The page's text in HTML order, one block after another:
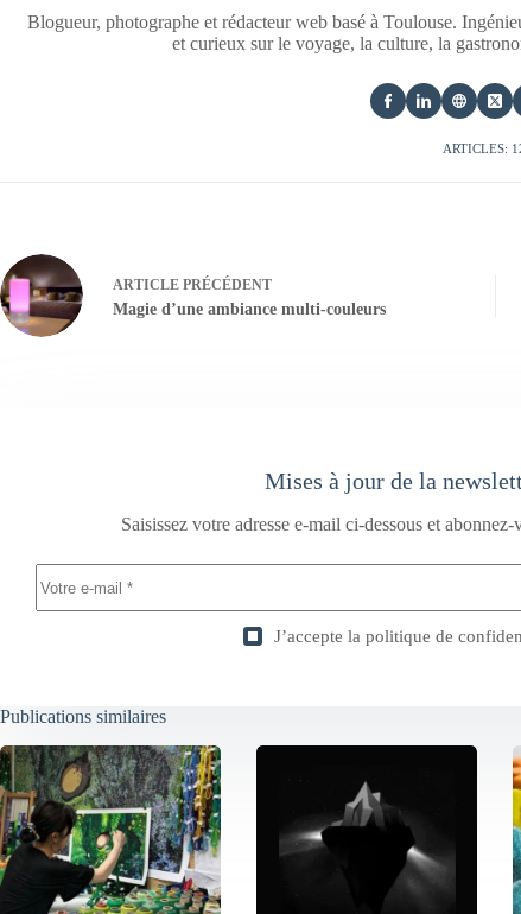
Blogueur, photographe et rédacteur web basé à Toulouse.
et curieux sur le voyage, la culture, la
ARTICLES:
ARTICLE PRÉCÉDENT
Magie d’une ambiance multi-couleurs
Mises à jour de la
Saisissez votre adresse e-mail ci-dessous et
J’accepte la politique de
Publications similaires